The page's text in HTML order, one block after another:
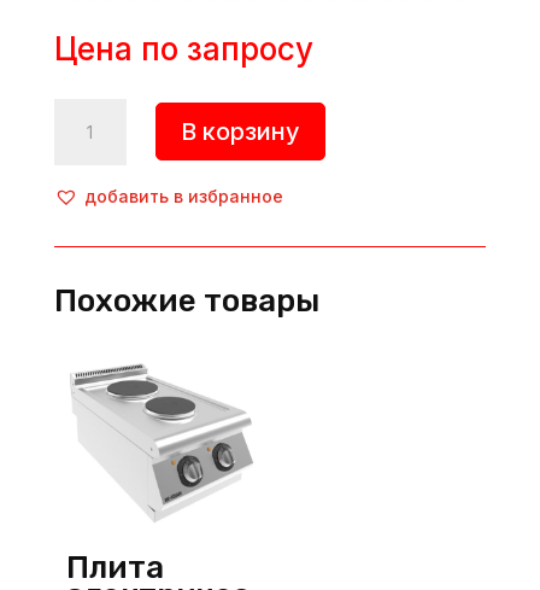
Цена по запросу
товара
электрическая,
9KE20,
(Турция)
В корзину
добавить в избранное
Похожие товары
Плита